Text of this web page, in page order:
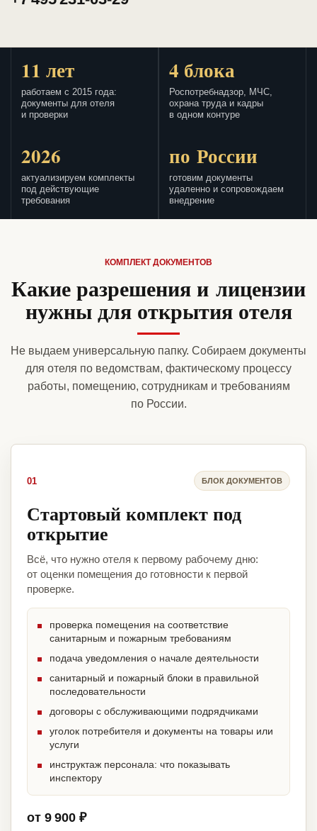
11 лет
работаем с 2015 года:
документы для отеля
и проверки
4 блока
Роспотребнадзор, МЧС,
охрана труда и кадры
в одном контуре
2026
актуализируем комплекты
под действующие
требования
по России
готовим документы
удаленно и сопровождаем
внедрение
КОМПЛЕКТ ДОКУМЕНТОВ
Какие разрешения и лицензии
нужны для открытия отеля
Не выдаем универсальную папку. Собираем документы
для отеля по ведомствам, фактическому процессу
работы, помещению, сотрудникам и требованиям
по России.
01 БЛОК ДОКУМЕНТОВ
Стартовый комплект под
открытие
Всё, что нужно отеля к первому рабочему дню:
от оценки помещения до готовности к первой
проверке.
проверка помещения на соответствие
санитарным и пожарным требованиям
подача уведомления о начале деятельности
санитарный и пожарный блоки в правильной
последовательности
договоры с обслуживающими подрядчиками
уголок потребителя и документы на товары или
услуги
инструктаж персонала: что показывать
инспектору
от 9 900 ₽